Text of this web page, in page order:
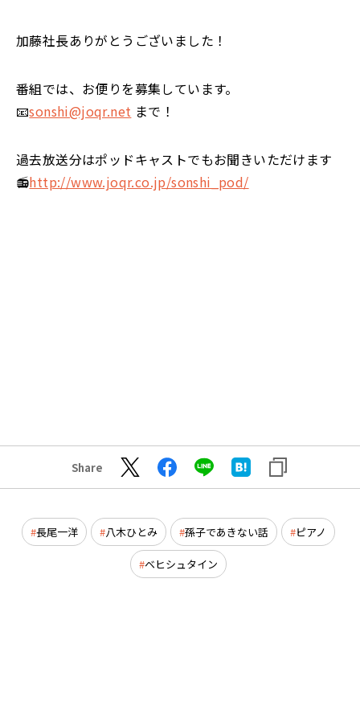
加藤社長ありがとうございました！
番組では、お便りを募集しています。
📧sonshi@joqr.net まで！
過去放送分はポッドキャストでもお聞きいただけます
📻http://www.joqr.co.jp/sonshi_pod/
Share
長尾一洋 八木ひとみ 孫子であきない話 ピアノ
ベヒシュタイン